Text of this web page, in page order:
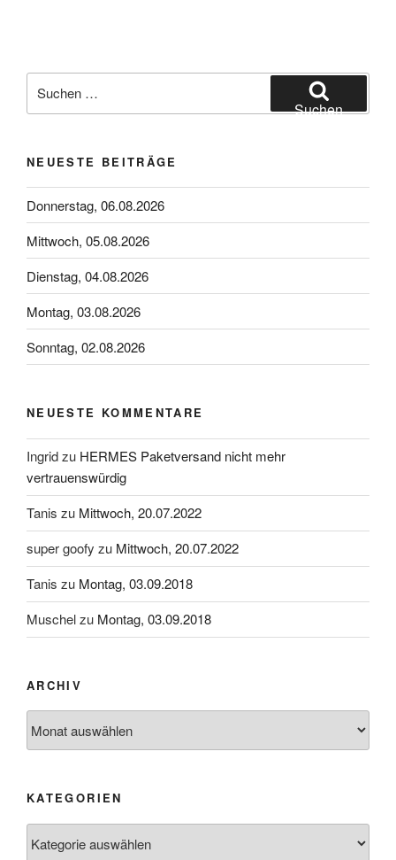
nach:
Suchen
NEUESTE BEITRÄGE
Donnerstag, 06.08.2026
Mittwoch, 05.08.2026
Dienstag, 04.08.2026
Montag, 03.08.2026
Sonntag, 02.08.2026
NEUESTE KOMMENTARE
Ingridzu HERMES Paketversand nicht mehr
vertrauenswürdig
Tanis zu Mittwoch, 20.07.2022
super goofy zu Mittwoch, 20.07.2022
Tanis zu Montag, 03.09.2018
Muschelzu Montag, 03.09.2018
ARCHIV
KATEGORIEN